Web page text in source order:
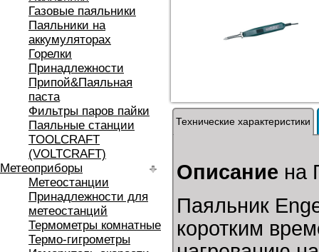
Газовые паяльники
Паяльники на
аккумуляторах
Горелки
Принадлежности
Припой&Паяльная
паста
Фильтры паров пайки
Паяльные станции
TOOLCRAFT
(VOLTCRAFT)
Метеоприборы
Метеостанции
Принадлежности для
метеостанций
Термометры комнатные
Термо-гигрометры
Технические характеристики
Описание на
Паяльник
коротким